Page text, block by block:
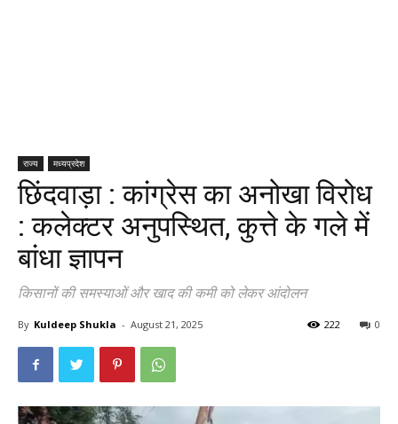
राज्य मध्यप्रदेश
छिंदवाड़ा : कांग्रेस का अनोखा विरोध
: कलेक्टर अनुपस्थित, कुत्ते के गले में
बांधा ज्ञापन
किसानों की समस्याओं और खाद की कमी को लेकर आंदोलन
By Kuldeep Shukla - August 21, 2025 0
222